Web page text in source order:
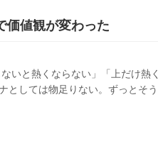
価値観が変わった
いと熱くならない」「上だけ熱く
としては物足りない。ずっとそう